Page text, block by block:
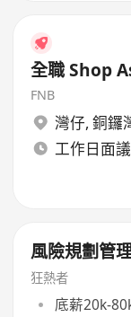
全職 Shop
FNB
灣仔, 銅鑼
工作日面議
風險規劃管
狂熱者
底薪20k-